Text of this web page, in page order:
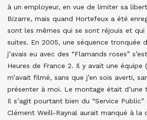
à un employeur, en vue de limiter sa
Bizarre, mais quand Hortefeux a été
sont les mêmes qui se sont réjouis et
suites. En 2005, une séquence tronquée
j’avais eu avec des “Flamands roses”
Heures de France 2. Il y avait une équipe
m’avait filmé, sans que j’en sois averti,
présenter à moi. Le montage était d’une
Il s’agit pourtant bien du “Service Public”
Clément Weill-Raynal aurait manqué à